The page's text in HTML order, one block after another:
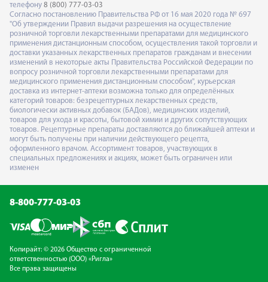
телефону 8 (800) 777-03-03
Согласно постановлению Правительства РФ от 16 мая 2020 года № 697
"Об утверждении Правил выдачи разрешения на осуществление
розничной торговли лекарственными препаратами для медицинского
применения дистанционным способом, осуществления такой торговли и
доставки указанных лекарственных препаратов гражданам и внесении
изменений в некоторые акты Правительства Российской Федерации по
вопросу розничной торговли лекарственными препаратами для
медицинского применения дистанционным способом", курьерская
доставка из интернет-аптеки возможна только для определённых
категорий товаров: безрецептурных лекарственных средств,
биологически активных добавок (БАДов), медицинских изделий,
товаров для ухода и красоты, бытовой химии и других сопутствующих
товаров. Рецептурные препараты доставляются до ближайшей аптеки и
могут быть получены при наличии действующего рецепта,
оформленного врачом. Ассортимент товаров, участвующих в
специальных предложениях и акциях, может быть ограничен или
изменен
8-800-777-03-03
Копирайт: © 2026 Общество с ограниченной
ответственностью (ООО) «Ригла»
Все права защищены